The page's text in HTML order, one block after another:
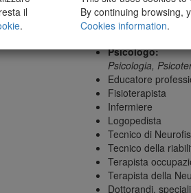
dell’apparato
Neurochirurgia,
Psicologo:
Psicologia,
Educatore
Fisioterapista
Infermiere
Logopedista
Tecnico di
Tecnico della
Terapista
Terapista della
Dottorandi,
il
.
By continuing browsing,
Cookies information.